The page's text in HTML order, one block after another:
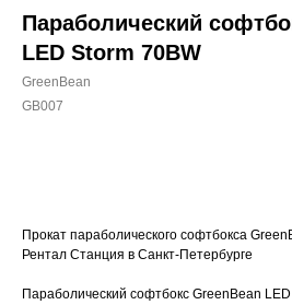
Параболический
LED Storm 70BW
GreenBean
GB007
Прокат параболического софтбокса
Рентал Станция в Санкт-Петербурге
Параболический софтбокс GreenBean